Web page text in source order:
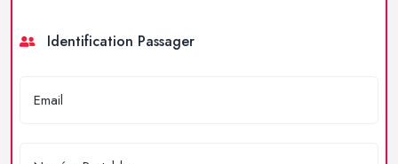
Identification Passager